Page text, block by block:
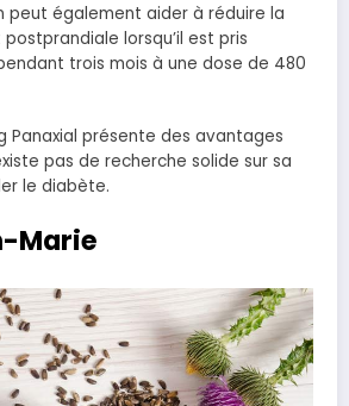
peut également aider à réduire la
lorsqu’il est pris
trois mois à une dose de 480
Panaxial présente des avantages
pas de recherche solide sur sa
le diabète.
Marie